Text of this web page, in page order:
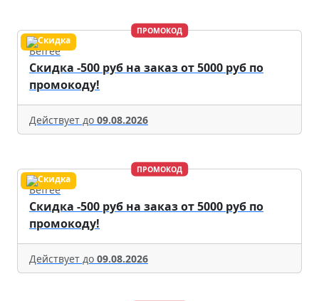
ПРОМОКОД
Befree
Скидка -500 руб на заказ от 5000 руб по
промокоду!
Действует до 09.08.2026
ПРОМОКОД
Befree
Скидка -500 руб на заказ от 5000 руб по
промокоду!
Действует до 09.08.2026